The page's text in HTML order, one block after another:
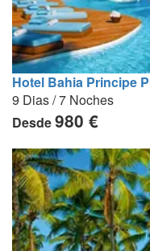
Hotel Bahia Principe
9 Dias / 7 Noches
Desde980 €